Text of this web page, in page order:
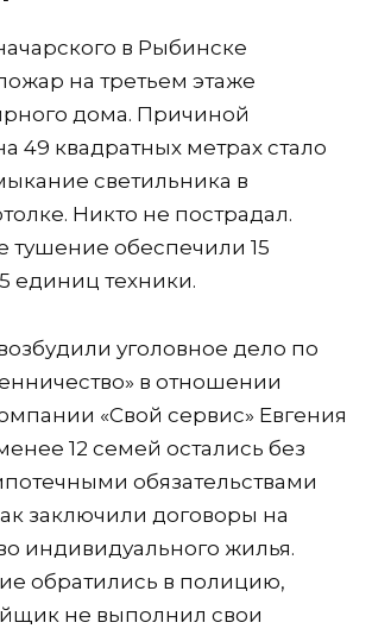
в Рыбинске
на третьем этаже
дома. Причиной
49 квадратных метрах стало
светильника в
Никто не пострадал.
тушение обеспечили 15
единиц техники.
уголовное дело по
в отношении
«Свой сервис» Евгения
12 семей остались без
обязательствами
заключили договоры на
индивидуального жилья.
обратились в полицию,
не выполнил свои